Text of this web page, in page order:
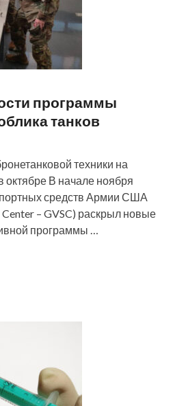
программы
танков
техники на
октябре В начале ноября
средств Армии США
– GVSC) раскрыл новые
программы …